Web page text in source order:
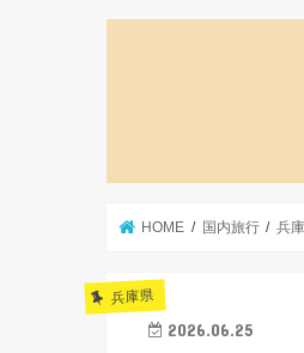
HOME 国内旅行 兵
兵庫県
2026.06.25